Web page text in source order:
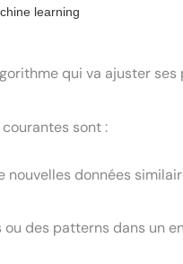
learning
qui va ajuster
sont :
données
des patterns dans un